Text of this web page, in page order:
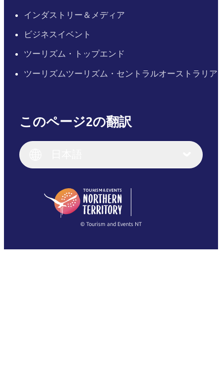
インダストリー＆メディア
ビジネスイベント
ツーリズム・トップエンド
ツーリズムツーリズム・セントラルオーストラリア
このページ2の翻訳
English (US)
English
(Singapore)
Français
繁體中文
© Tourism and Events NT